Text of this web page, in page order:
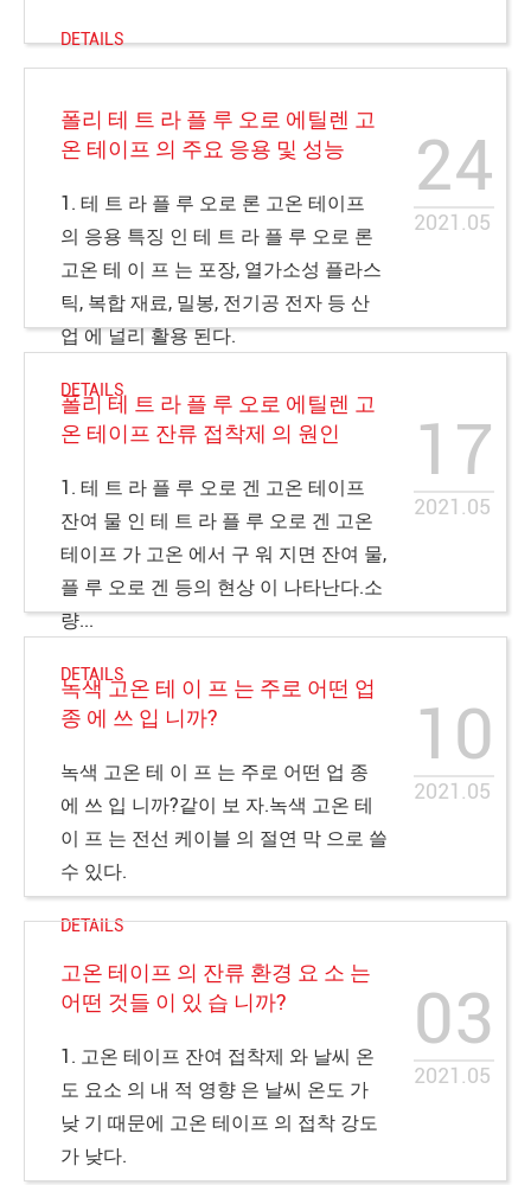
DETAILS
폴리 테 트 라 플 루 오로 에틸렌 고
온 테이프 의 주요 응용 및 성능
24
2021.05
1. 테 트 라 플 루 오로 론 고온 테이프
의 응용 특징 인 테 트 라 플 루 오로 론
고온 테 이 프 는 포장, 열가소성 플라스
틱, 복합 재료, 밀봉, 전기공 전자 등 산
업 에 널리 활용 된다.
DETAILS
폴리 테 트 라 플 루 오로 에틸렌 고
온 테이프 잔류 접착제 의 원인
17
2021.05
1. 테 트 라 플 루 오로 겐 고온 테이프
잔여 물 인 테 트 라 플 루 오로 겐 고온
테이프 가 고온 에서 구 워 지면 잔여 물,
플 루 오로 겐 등의 현상 이 나타난다.소
량...
DETAILS
녹색 고온 테 이 프 는 주로 어떤 업
종 에 쓰 입 니까?
10
2021.05
녹색 고온 테 이 프 는 주로 어떤 업 종
에 쓰 입 니까?같이 보 자.녹색 고온 테
이 프 는 전선 케이블 의 절연 막 으로 쓸
수 있다.
DETAILS
고온 테이프 의 잔류 환경 요 소 는
어떤 것들 이 있 습 니까?
03
2021.05
1. 고온 테이프 잔여 접착제 와 날씨 온
도 요소 의 내 적 영향 은 날씨 온도 가
낮 기 때문에 고온 테이프 의 접착 강도
가 낮다.